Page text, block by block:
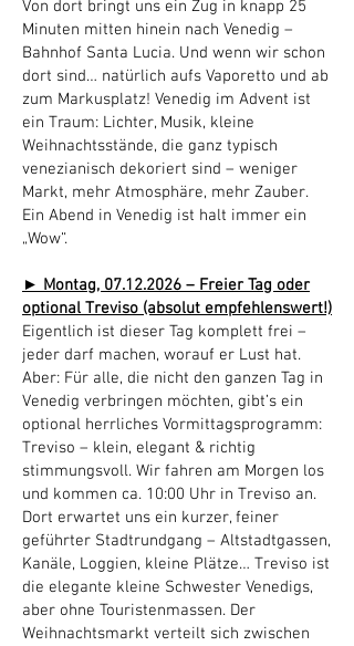
Von dort bringt uns ein Zug in knapp 25
Minuten mitten hinein nach Venedig –
Bahnhof Santa Lucia. Und wenn wir schon
dort sind… natürlich aufs Vaporetto und ab
zum Markusplatz! Venedig im Advent ist
ein Traum: Lichter, Musik, kleine
Weihnachtsstände, die ganz typisch
venezianisch dekoriert sind – weniger
Markt, mehr Atmosphäre, mehr Zauber.
Ein Abend in Venedig ist halt immer ein
„Wow“.
► Montag, 07.12.2026 – Freier Tag oder
optional Treviso (absolut empfehlenswert!)
Eigentlich ist dieser Tag komplett frei –
jeder darf machen, worauf er Lust hat.
Aber: Für alle, die nicht den ganzen Tag in
Venedig verbringen möchten, gibt’s ein
optional herrliches Vormittagsprogramm:
Treviso – klein, elegant & richtig
stimmungsvoll. Wir fahren am Morgen los
und kommen ca. 10:00 Uhr in Treviso an.
Dort erwartet uns ein kurzer, feiner
geführter Stadtrundgang – Altstadtgassen,
Kanäle, Loggien, kleine Plätze… Treviso ist
die elegante kleine Schwester Venedigs,
aber ohne Touristenmassen. Der
Weihnachtsmarkt verteilt sich zwischen